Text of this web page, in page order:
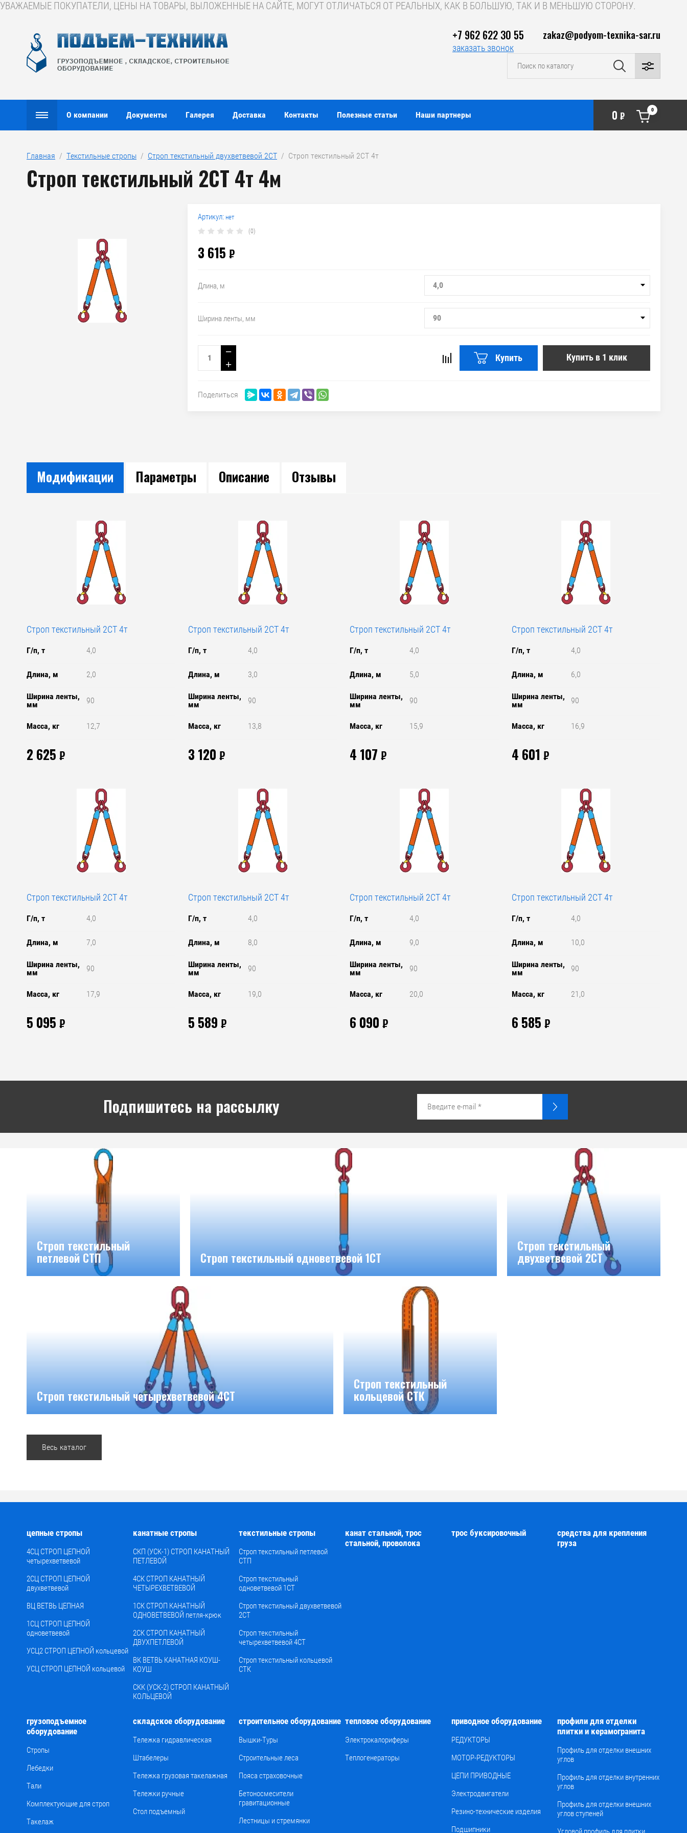
УВАЖАЕМЫЕ ПОКУПАТЕЛИ, ЦЕНЫ НА ТОВАРЫ, ВЫЛОЖЕННЫЕ НА САЙТЕ, МОГУТ ОТЛИЧАТЬСЯ ОТ РЕАЛЬНЫХ, КАК В БОЛЬШУЮ, ТАК И В МЕНЬШУЮ СТОРОНУ.
О компании Документы Галерея Доставка Контакты Полезные статьи Наши партнеры 0 ₽
0
+7 962 622 30 55
заказать звонок
zakaz@podyom-texnika-sar.ru
Строп текстильный
петлевой СТП Строп текстильный одноветвевой 1СТ
Строп текстильный
двухветвевой 2СТ
Строп текстильный четырехветвевой 4СТ
Строп текстильный
кольцевой СТК
Весь каталог
Главная
  /
Текстильные стропы
  /
Строп текстильный двухветвевой 2СТ
  /  Строп текстильный 2СТ 4т
Строп текстильный 2СТ 4т 4м
Артикул: нет
(0)
3 615 ₽
Длина, м 4,0
Ширина ленты, мм 90
−
+
Купить Купить в 1 клик
Поделиться
Модификации Параметры Описание Отзывы
Строп текстильный 2СТ 4т
Г/п, т 4,0
Длина, м 2,0
Ширина ленты,
мм
90
Масса, кг 12,7
2 625 ₽
Строп текстильный 2СТ 4т
Г/п, т 4,0
Длина, м 3,0
Ширина ленты,
мм
90
Масса, кг 13,8
3 120 ₽
Строп текстильный 2СТ 4т
Г/п, т 4,0
Длина, м 5,0
Ширина ленты,
мм
90
Масса, кг 15,9
4 107 ₽
Строп текстильный 2СТ 4т
Г/п, т 4,0
Длина, м 6,0
Ширина ленты,
мм
90
Масса, кг 16,9
4 601 ₽
Строп текстильный 2СТ 4т
Г/п, т 4,0
Длина, м 7,0
Ширина ленты,
мм
90
Масса, кг 17,9
5 095 ₽
Строп текстильный 2СТ 4т
Г/п, т 4,0
Длина, м 8,0
Ширина ленты,
мм
90
Масса, кг 19,0
5 589 ₽
Строп текстильный 2СТ 4т
Г/п, т 4,0
Длина, м 9,0
Ширина ленты,
мм
90
Масса, кг 20,0
6 090 ₽
Строп текстильный 2СТ 4т
Г/п, т 4,0
Длина, м 10,0
Ширина ленты,
мм
90
Масса, кг 21,0
6 585 ₽
Подпишитесь на рассылку
цепные стропы
4СЦ СТРОП ЦЕПНОЙ
четырехветвевой
2СЦ СТРОП ЦЕПНОЙ
двухветвевой
ВЦ ВЕТВЬ ЦЕПНАЯ
1СЦ СТРОП ЦЕПНОЙ
одноветвевой
УСЦ2 СТРОП ЦЕПНОЙ кольцевой
УСЦ СТРОП ЦЕПНОЙ кольцевой
канатные стропы
СКП (УСК-1) СТРОП КАНАТНЫЙ
ПЕТЛЕВОЙ
4СК СТРОП КАНАТНЫЙ
ЧЕТЫРЕХВЕТВЕВОЙ
1СК СТРОП КАНАТНЫЙ
ОДНОВЕТВЕВОЙ петля-крюк
2СК СТРОП КАНАТНЫЙ
ДВУХПЕТЛЕВОЙ
ВК ВЕТВЬ КАНАТНАЯ КОУШ-
КОУШ
СКК (УСК-2) СТРОП КАНАТНЫЙ
КОЛЬЦЕВОЙ
текстильные стропы
Строп текстильный петлевой
СТП
Строп текстильный
одноветвевой 1СТ
Строп текстильный двухветвевой
2СТ
Строп текстильный
четырехветвевой 4СТ
Строп текстильный кольцевой
СТК
канат стальной, трос
стальной, проволока
трос буксировочный
средства для крепления
груза
грузоподъемное
оборудование
Стропы
Лебедки
Тали
Комплектующие для строп
Такелаж
складское оборудование
Тележка гидравлическая
Штабелеры
Тележка грузовая такелажная
Тележки ручные
Стол подъемный
строительное оборудование
Вышки-Туры
Строительные леса
Пояса страховочные
Бетоносмесители
гравитационные
Лестницы и стремянки
тепловое оборудование
Электрокалориферы
Теплогенераторы
приводное оборудование
РЕДУКТОРЫ
МОТОР-РЕДУКТОРЫ
ЦЕПИ ПРИВОДНЫЕ
Электродвигатели
Резино-технические изделия
Подшипники
профили для отделки
плитки и керамогранита
Профиль для отделки внешних
углов
Профиль для отделки внутренних
углов
Профиль для отделки внешних
углов ступеней